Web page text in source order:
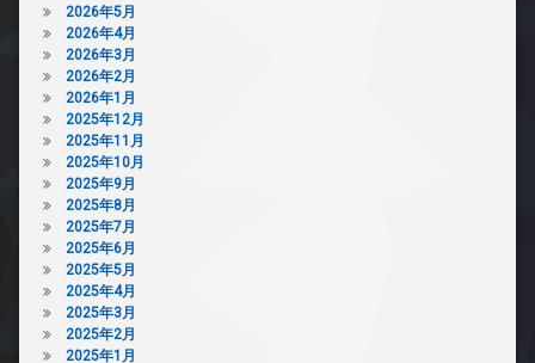
2026年5月
2026年4月
2026年3月
2026年2月
2026年1月
2025年12月
2025年11月
2025年10月
2025年9月
2025年8月
2025年7月
2025年6月
2025年5月
2025年4月
2025年3月
2025年2月
2025年1月